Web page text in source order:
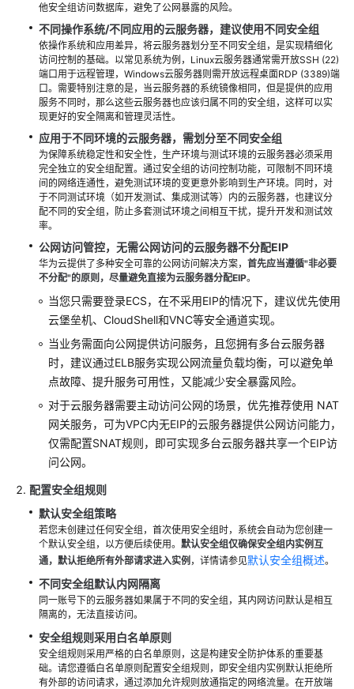
他安全组访问数据库，避免了公网暴露的风险。
不同操作系统/不同应用的云服务器，建议使用不同安全组
依操作系统和应用差异，将云服务器划分至不同安全组，是实现精细化
访问控制的基础。以常见系统为例，Linux云服务器通常需开放SSH (22)
端口用于远程管理，Windows云服务器则需开放远程桌面RDP (3389)端
口。需要特别注意的是，当云服务器的系统镜像相同，但是提供的应用
服务不同时，那么这些云服务器也应该归属不同的安全组，这样可以实
现更好的安全隔离和管理灵活性。
应用于不同环境的云服务器，需划分至不同安全组
为保障系统稳定性和安全性，生产环境与测试环境的云服务器必须采用
完全独立的安全组配置。通过安全组的访问控制功能，可限制不同环境
间的网络连通性，避免测试环境的变更意外影响到生产环境。同时，对
于不同测试环境（如开发测试、集成测试等）内的云服务器，也建议分
配不同的安全组，防止多套测试环境之间相互干扰，提升开发和测试效
率。
公网访问管控，无需公网访问的云服务器不分配EIP
华为云提供了多种安全可靠的公网访问解决方案， 首先应当遵循"非必要
不分配"的原则，尽量避免直接为云服务器分配EIP。
当您只需要登录ECS，在不采用EIP的情况下，建议优先使用
云堡垒机、CloudShell和VNC等安全通道实现。
当业务需面向公网提供访问服务，且您拥有多台云服务器
时，建议通过ELB服务实现公网流量负载均衡，可以避免单
点故障、提升服务可用性，又能减少安全暴露风险。
对于云服务器需要主动访问公网的场景，优先推荐使用 NAT
网关服务，可为VPC内无EIP的云服务器提供公网访问能力，
仅需配置SNAT规则，即可实现多台云服务器共享一个EIP访
问公网。
配置安全组规则
默认安全组策略
若您未创建过任何安全组，首次使用安全组时，系统会自动为您创建一
个默认安全组，以方便后续使用。 默认安全组仅确保安全组内实例互
通，默认拒绝所有外部请求进入实例 ，详情请参见默认安全组概述。
不同安全组默认内网隔离
同一账号下的云服务器如果属于不同的安全组，其内网访问默认是相互
隔离的，无法直接访问。
安全组规则采用白名单原则
安全组规则采用严格的白名单原则，这是构建安全防护体系的重要基
础。请您遵循白名单原则配置安全组规则，即安全组内实例默认拒绝所
有外部的访问请求，通过添加允许规则放通指定的网络流量。在开放端